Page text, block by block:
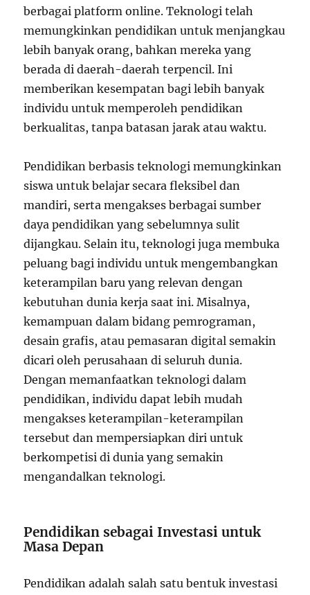
berbagai platform online. Teknologi telah
memungkinkan pendidikan untuk menjangkau
lebih banyak orang, bahkan mereka yang
berada di daerah-daerah terpencil. Ini
memberikan kesempatan bagi lebih banyak
individu untuk memperoleh pendidikan
berkualitas, tanpa batasan jarak atau waktu.
Pendidikan berbasis teknologi memungkinkan
siswa untuk belajar secara fleksibel dan
mandiri, serta mengakses berbagai sumber
daya pendidikan yang sebelumnya sulit
dijangkau. Selain itu, teknologi juga membuka
peluang bagi individu untuk mengembangkan
keterampilan baru yang relevan dengan
kebutuhan dunia kerja saat ini. Misalnya,
kemampuan dalam bidang pemrograman,
desain grafis, atau pemasaran digital semakin
dicari oleh perusahaan di seluruh dunia.
Dengan memanfaatkan teknologi dalam
pendidikan, individu dapat lebih mudah
mengakses keterampilan-keterampilan
tersebut dan mempersiapkan diri untuk
berkompetisi di dunia yang semakin
mengandalkan teknologi.
Pendidikan sebagai Investasi untuk
Masa Depan
Pendidikan adalah salah satu bentuk investasi